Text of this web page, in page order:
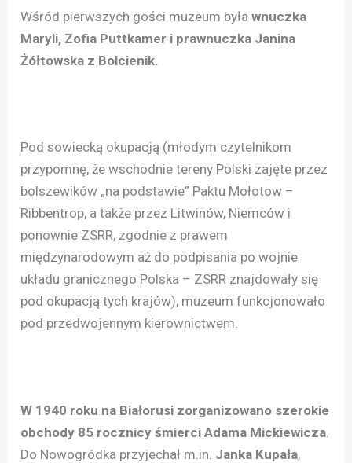
Wśród pierwszych gości muzeum byławnuczka
Maryli, Zofia Puttkamer i prawnuczka Janina
Żółtowska z Bolcienik.
Pod sowiecką okupacją (młodym czytelnikom
przypomnę, że wschodnie tereny Polski zajęte przez
bolszewików „na podstawie” Paktu Mołotow –
Ribbentrop, a także przez Litwinów, Niemców i
ponownie ZSRR, zgodnie z prawem
międzynarodowym aż do podpisania po wojnie
układu granicznego Polska – ZSRR znajdowały się
pod okupacją tych krajów), muzeum funkcjonowało
pod przedwojennym kierownictwem.
W 1940 roku na Białorusi zorganizowano szerokie
obchody 85 rocznicy śmierci Adama Mickiewicza
Do Nowogródka przyjechał m.in. Janka Kupała,